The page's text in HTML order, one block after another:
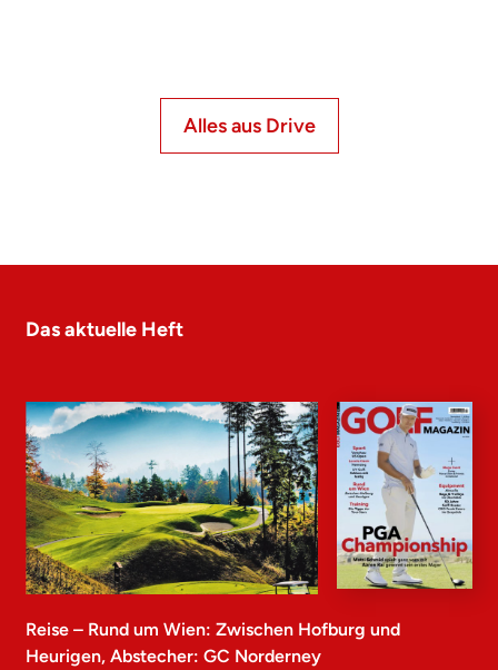
Alles aus Drive
Das aktuelle Heft
Reise – Rund um Wien: Zwischen Hofburg und
Heurigen, Abstecher: GC Norderney